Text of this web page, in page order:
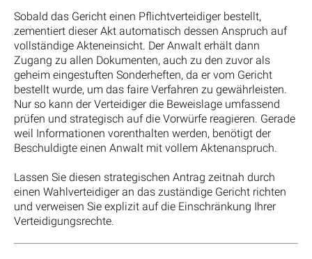
Sobald das Gericht einen Pflichtverteidiger bestellt,
zementiert dieser Akt automatisch dessen Anspruch auf
vollständige Akteneinsicht. Der Anwalt erhält dann
Zugang zu allen Dokumenten, auch zu den zuvor als
geheim eingestuften Sonderheften, da er vom Gericht
bestellt wurde, um das faire Verfahren zu gewährleisten.
Nur so kann der Verteidiger die Beweislage umfassend
prüfen und strategisch auf die Vorwürfe reagieren. Gerade
weil Informationen vorenthalten werden, benötigt der
Beschuldigte einen Anwalt mit vollem Aktenanspruch.
Lassen Sie diesen strategischen Antrag zeitnah durch
einen Wahlverteidiger an das zuständige Gericht richten
und verweisen Sie explizit auf die Einschränkung Ihrer
Verteidigungsrechte.